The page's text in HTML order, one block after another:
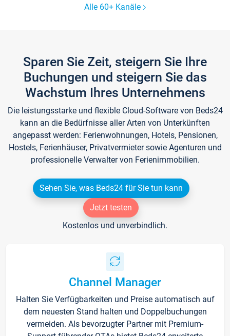
Alle 60+ Kanäle
Sparen Sie Zeit, steigern Sie Ihre
Buchungen und steigern Sie das
Wachstum Ihres Unternehmens
Die leistungsstarke und flexible Cloud-Software von Beds24
kann an die Bedürfnisse aller Arten von Unterkünften
angepasst werden: Ferienwohnungen, Hotels, Pensionen,
Hostels, Ferienhäuser, Privatvermieter sowie Agenturen und
professionelle Verwalter von Ferienimmobilien.
Sehen Sie, was Beds24 für Sie tun kann
Jetzt testen
Kostenlos und unverbindlich.
Channel Manager
Halten Sie Verfügbarkeiten und Preise automatisch auf
dem neuesten Stand halten und Doppelbuchungen
vermeiden. Als bevorzugter Partner mit Premium-